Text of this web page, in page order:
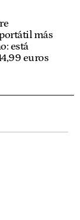
más
está
euros